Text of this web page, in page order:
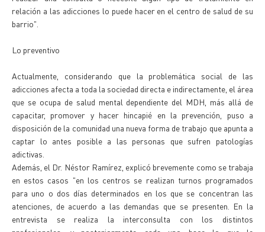
relación a las adicciones lo puede hacer en el centro de salud de su
barrio".
Lo preventivo
Actualmente, considerando que la problemática social de las
adicciones afecta a toda la sociedad directa e indirectamente, el área
que se ocupa de salud mental dependiente del MDH, más allá de
capacitar, promover y hacer hincapié en la prevención, puso a
disposición de la comunidad una nueva forma de trabajo que apunta a
captar lo antes posible a las personas que sufren patologías
adictivas.
Además, el Dr. Néstor Ramírez, explicó brevemente como se trabaja
en estos casos "en los centros se realizan turnos programados
para uno o dos días determinados en los que se concentran las
atenciones, de acuerdo a las demandas que se presenten. En la
entrevista se realiza la interconsulta con los distintos